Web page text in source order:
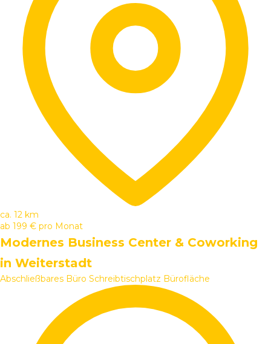
ca. 12 km
ab 199 € pro Monat
Modernes Business Center & Coworking
in Weiterstadt
Abschließbares Büro Schreibtischplatz Bürofläche